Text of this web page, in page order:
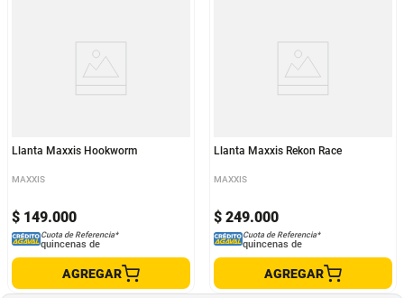
Llanta Maxxis Hookworm
MAXXIS
$ 149.000
Cuota de Referencia*
quincenas de
AGREGAR
Llanta Maxxis Rekon Race
MAXXIS
$ 249.000
Cuota de Referencia*
quincenas de
AGREGAR